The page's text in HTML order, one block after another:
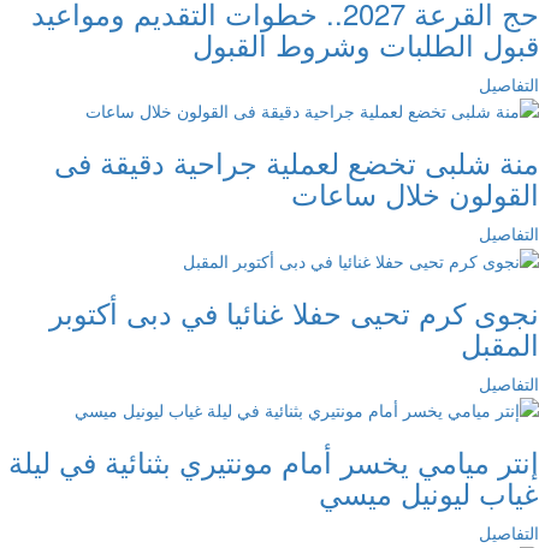
حج القرعة 2027.. خطوات التقديم ومواعيد
قبول الطلبات وشروط القبول
التفاصيل
منة شلبى تخضع لعملية جراحية دقيقة فى
القولون خلال ساعات
التفاصيل
نجوى كرم تحيى حفلا غنائيا في دبى أكتوبر
المقبل
التفاصيل
إنتر ميامي يخسر أمام مونتيري بثنائية في ليلة
غياب ليونيل ميسي
التفاصيل